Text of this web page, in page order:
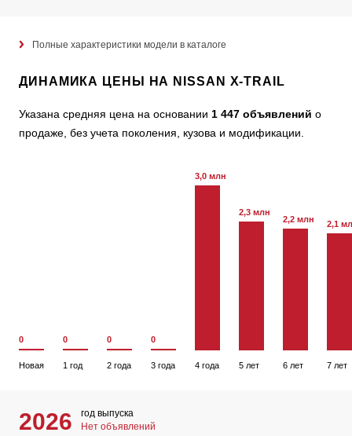
Полные характеристики модели в каталоге
ДИНАМИКА ЦЕНЫ НА NISSAN X-TRAIL
Указана средняя цена на основании 1 447 объявлений о
продаже, без учета поколения, кузова и модификации.
0
Новая
0
1 год
0
2 года
0
3 года
3,0 млн
4 года
2,3 млн
5 лет
2,2 млн
6 лет
2,1
7 лет
2026
год выпуска
Нет объявлений